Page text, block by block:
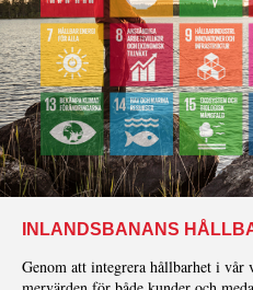
INLANDSBANANS
Genom att integrera hållbarhet i